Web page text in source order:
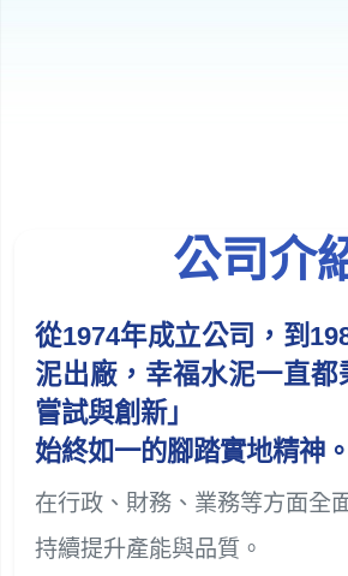
公司介
從1974年成立公司，到
泥出廠，幸福水泥一直都
嘗試與創新」
始終如一的腳踏實地精神。
在行政、財務、業務等方面全
持續提升產能與品質。